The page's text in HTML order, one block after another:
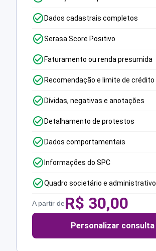
Dados cadastrais completos
Serasa Score Positivo
Faturamento ou renda presumida
Recomendação e limite de crédito
Dívidas, negativas e anotações
Detalhamento de protestos
Dados comportamentais
Informações do SPC
Quadro societário e administrativo
A partir deR$ 30,00
Personalizar consulta